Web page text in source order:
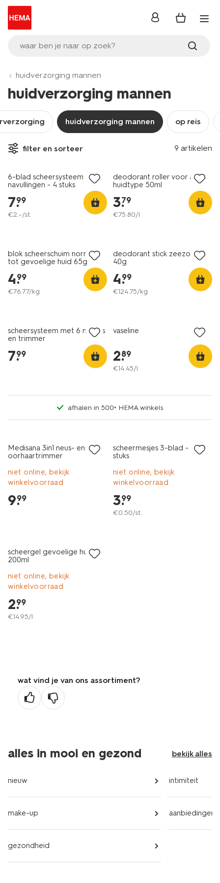
waar ben je naar op zoek?
inloggen
huidverzorging mannen
huidverzorging mannen
huidverzorging mannen op reis
filter en sorteer 9 artikelen
6-blad scheersysteem
navullingen - 4 stuks
7.
99
€2.–/st.
deodorant roller voor alle
huidtype 50ml
3.
79
€75.80/l
blok scheerschuim normale
tot gevoelige huid 65g
4.
99
€76.77/kg
deodorant stick zeezout
40g
4.
99
€124.75/kg
scheersysteem met 6 mesjes
en trimmer
7.
99
vaseline
2.
89
€14.45/l
afhalen in 500+ HEMA winkels
Medisana 3in1 neus- en
oorhaartrimmer
niet online, bekijk
winkelvoorraad
9.
99
scheermesjes 3-blad - 8
stuks
niet online, bekijk
winkelvoorraad
3.
99
€0.50/st.
scheergel gevoelige huid
200ml
niet online, bekijk
winkelvoorraad
2.
99
€14.95/l
wat vind je van ons assortiment?
alles in mooi en gezond bekijk alles
nieuw
make-up
gezondheid
intimiteit
aanbiedingen